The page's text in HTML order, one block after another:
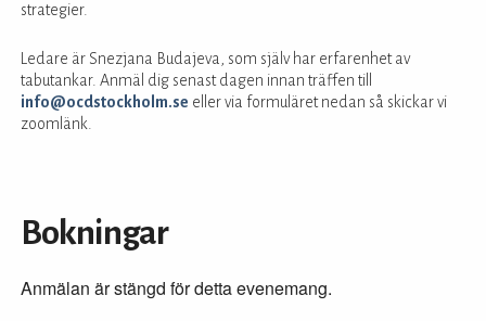
strategier.
Ledare är Snezjana Budajeva, som själv har erfarenhet av
tabutankar. Anmäl dig senast dagen innan träffen till
info@ocdstockholm.se eller via formuläret nedan så skickar vi
zoomlänk.
Bokningar
Anmälan är stängd för detta evenemang.